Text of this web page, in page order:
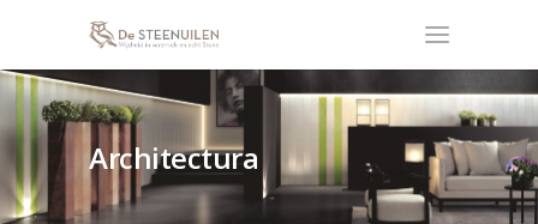
Architectura